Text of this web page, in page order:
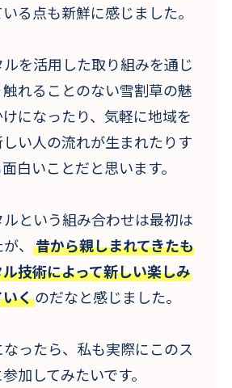
る点も新鮮に感じました。
を活用した取り組みを通じ
れることのない雪割草の魅
になったり、気軽に地域を
い人の流れが生まれたりす
白いことだと思います。
という組み合わせは最初は
、
昔から親しまれてきたも
技術によって新しい楽しみ
くのだなと感じました。
ったら、私も実際にこのス
加してみたいです。